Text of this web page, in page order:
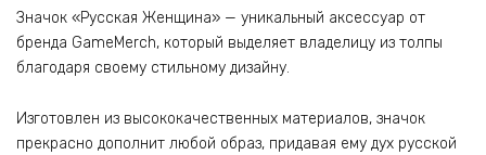
Значок «Русская Женщина» — уникальный аксессуар от
бренда GameMerch, который выделяет владелицу из толпы
благодаря своему стильному дизайну.
Изготовлен из высококачественных материалов, значок
прекрасно дополнит любой образ, придавая ему дух русской